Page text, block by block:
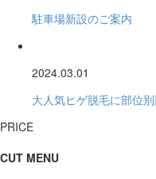
駐車場新設のご案内
2024.03.01
大人気ヒゲ脱毛に部位
PRICE
CUT MENU